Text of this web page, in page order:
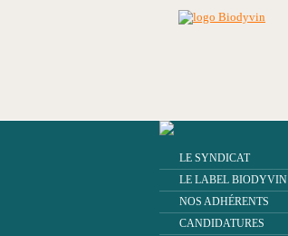
LE SYNDICAT
LE LABEL BIODYVIN
NOS ADHÉRENTS
CANDIDATURES